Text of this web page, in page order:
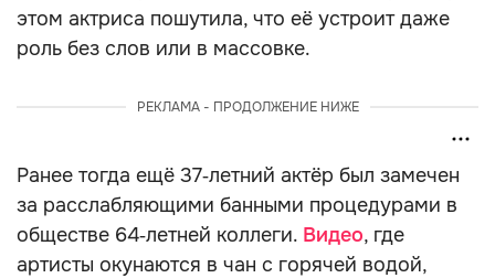
этом актриса пошутила, что её устроит даже
роль без слов или в массовке.
РЕКЛАМА - ПРОДОЛЖЕНИЕ НИЖЕ
Ранее тогда ещё 37‑летний актёр был замечен
за расслабляющими банными процедурами в
обществе 64‑летней коллеги. Видео, где
артисты окунаются в чан с горячей водой,